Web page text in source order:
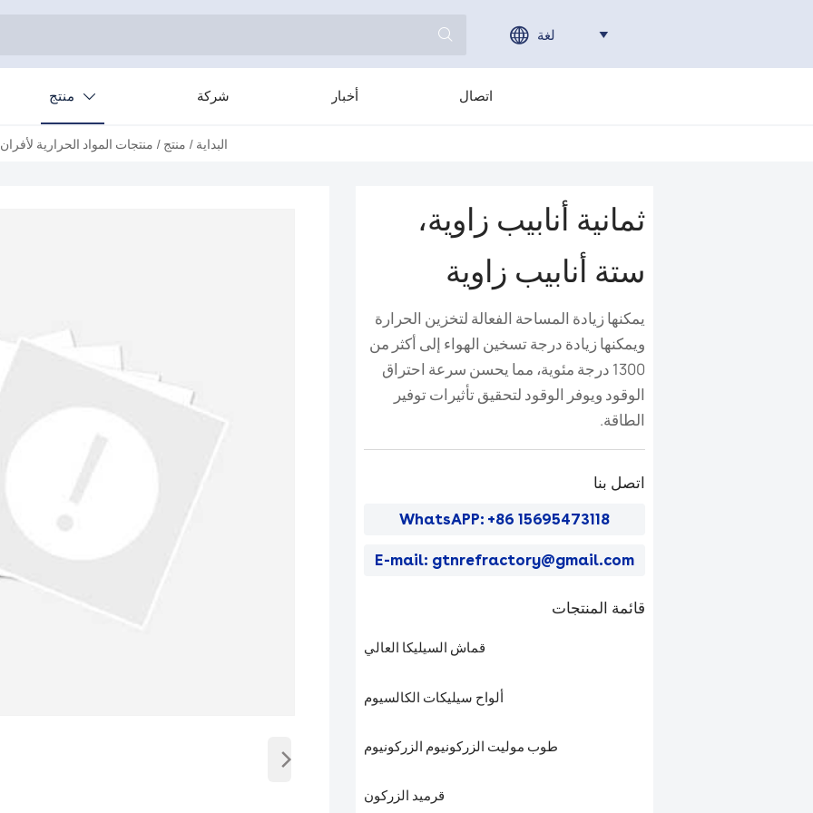
  لغة 
منتج  شركة أخبار اتصال
البداية / منتج / منتجات المواد الحرارية
›
ثمانية أنابيب زاوية،
ستة أنابيب زاوية
يمكنها زيادة المساحة الفعالة لتخزين الحرارة
ويمكنها زيادة درجة تسخين الهواء إلى أكثر من
1300 درجة مئوية، مما يحسن سرعة احتراق
الوقود ويوفر الوقود لتحقيق تأثيرات توفير
الطاقة.
اتصل بنا
WhatsAPP: +86 15695473118
E-mail: gtnrefractory@gmail.com
قائمة المنتجات
قماش السيليكا العالي
ألواح سيليكات الكالسيوم
طوب موليت الزركونيوم الزركونيوم
قرميد الزركون